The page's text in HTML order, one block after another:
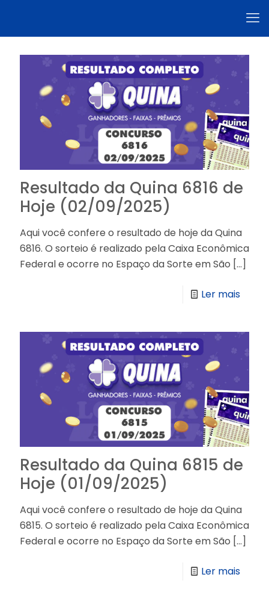
Resultado da Quina 6816 de
Hoje (02/09/2025)
Aqui você confere o resultado de hoje da Quina
6816. O sorteio é realizado pela Caixa Econômica
Federal e ocorre no Espaço da Sorte em São […]
Ler mais
Resultado da Quina 6815 de
Hoje (01/09/2025)
Aqui você confere o resultado de hoje da Quina
6815. O sorteio é realizado pela Caixa Econômica
Federal e ocorre no Espaço da Sorte em São […]
Ler mais